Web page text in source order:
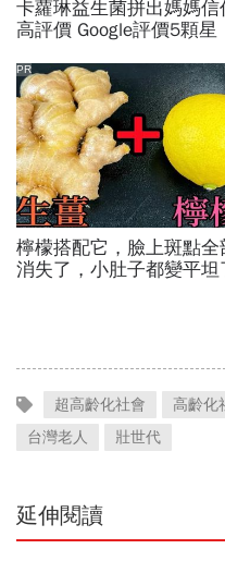
卡蘿琳益生菌拼出媽媽信
高評價 Google評價5顆星
檸檬搭配它，臉上斑點全
消失了，小肚子都變平坦
PR
超高齡化社會 高齡化
台灣老人
壯世代
延伸閱讀